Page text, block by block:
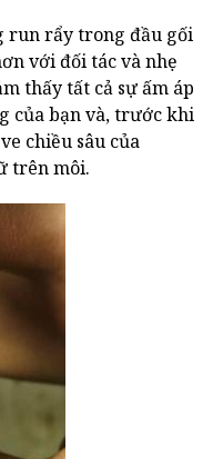
run rẩy trong đầu gối
với đối tác và nhẹ
thấy tất cả sự ấm áp
của bạn và, trước khi
chiều sâu của
trên môi.